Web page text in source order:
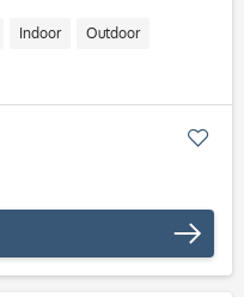
Indoor Outdoor